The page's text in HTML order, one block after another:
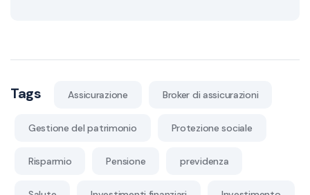
Tags Assicurazione Broker di assicurazioni
Gestione del patrimonio Protezione sociale
Risparmio Pensione previdenza